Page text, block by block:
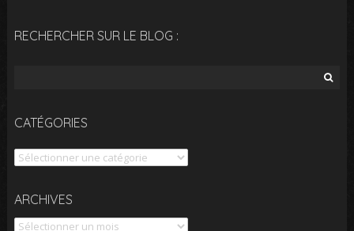
RECHERCHER SUR LE BLOG :
CATÉGORIES
Catégories
ARCHIVES
Archives